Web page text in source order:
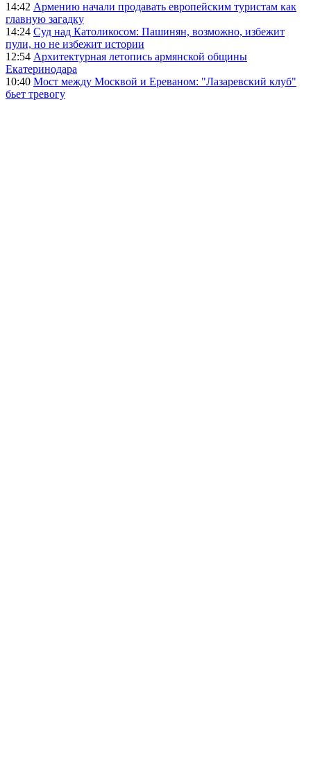
14:42 Армению начали продавать европейским туристам как
главную загадку
14:24 Суд над Католикосом: Пашинян, возможно, избежит
пули, но не избежит истории
12:54 Архитектурная летопись армянской общины
Екатеринодара
10:40 Мост между Москвой и Ереваном: "Лазаревский клуб"
бьет тревогу